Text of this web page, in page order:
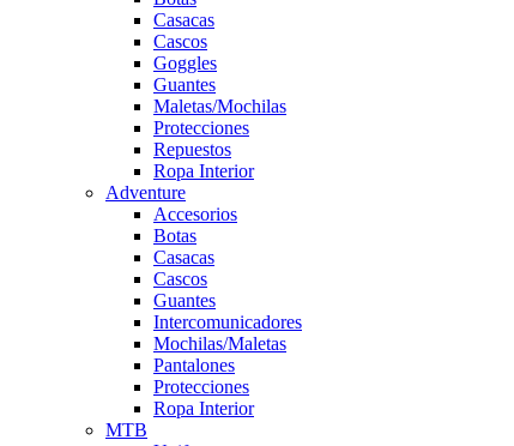
Casacas
Cascos
Goggles
Guantes
Maletas/Mochilas
Protecciones
Repuestos
Ropa Interior
Adventure
Accesorios
Botas
Casacas
Cascos
Guantes
Intercomunicadores
Mochilas/Maletas
Pantalones
Protecciones
Ropa Interior
MTB